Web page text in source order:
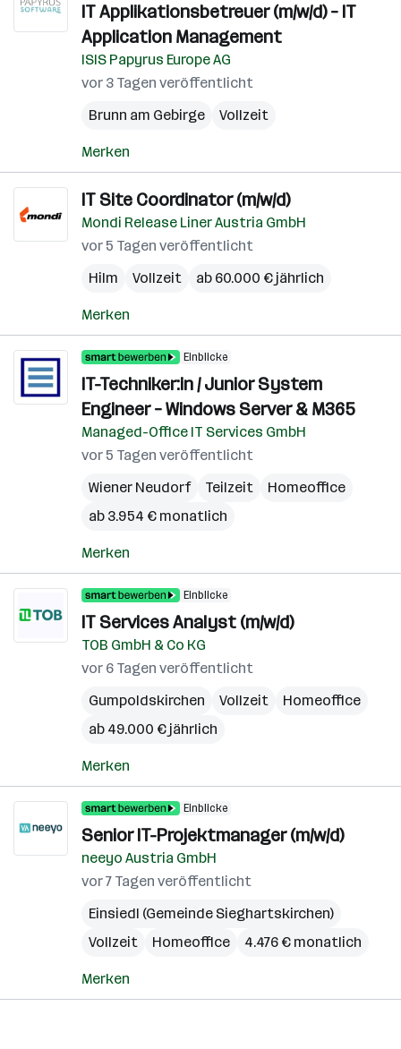
IT Applikationsbetreuer (m/w/d) – IT
Application Management
ISIS Papyrus Europe AG
vor 3 Tagen veröffentlicht
Brunn am Gebirge
Vollzeit
Merken
IT Site Coordinator (m/w/d)
Mondi Release Liner Austria GmbH
vor 5 Tagen veröffentlicht
Hilm
Vollzeit ab 60.000 € jährlich
Merken
Einblicke
IT-Techniker:in / Junior System
Engineer – Windows Server & M365
Managed-Office IT Services GmbH
vor 5 Tagen veröffentlicht
Wiener Neudorf
Teilzeit
Homeoffice
ab 3.954 € monatlich
Merken
Einblicke
IT Services Analyst (m/w/d)
TOB GmbH & Co KG
vor 6 Tagen veröffentlicht
Gumpoldskirchen
Vollzeit
Homeoffice
ab 49.000 € jährlich
Merken
Einblicke
Senior IT-Projektmanager (m/w/d)
neeyo Austria GmbH
vor 7 Tagen veröffentlicht
Einsiedl (Gemeinde Sieghartskirchen)
Vollzeit
Homeoffice 4.476 € monatlich
Merken